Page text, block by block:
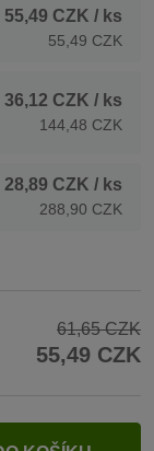
55,49 CZK / ks
55,49 CZK
36,12 CZK / ks
144,48 CZK
28,89 CZK / ks
288,90 CZK
61,65 CZK
55,49 CZK